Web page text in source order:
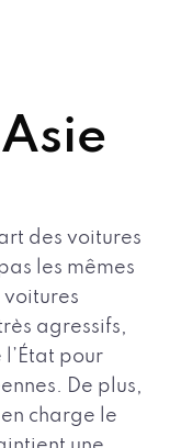
des voitures
les mêmes
voitures
agressifs,
l’État pour
De plus,
charge le